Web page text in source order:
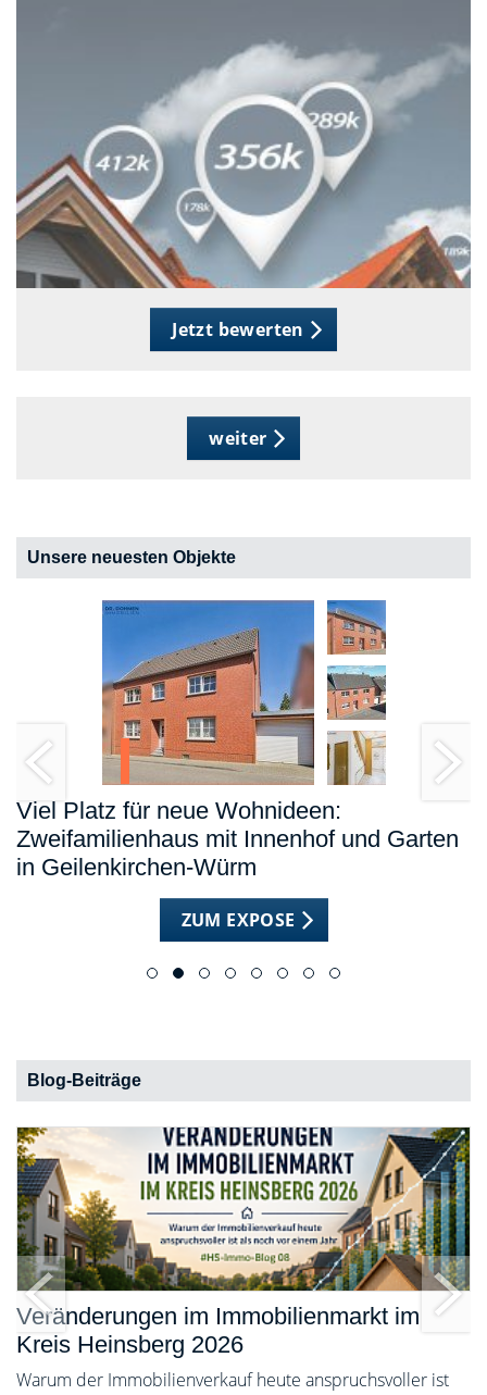
Jetzt bewerten
weiter
Unsere neuesten Objekte
Viel Platz für neue Wohnideen:
Zweifamilienhaus mit Innenhof und Garten
in Geilenkirchen-Würm
ZUM EXPOSE
Blog-Beiträge
Veränderungen im Immobilienmarkt im
Kreis Heinsberg 2026
Warum der Immobilienverkauf heute anspruchsvoller ist